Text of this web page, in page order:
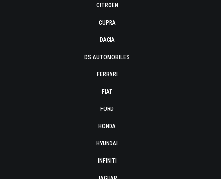
CITROËN
CUPRA
DACIA
DS AUTOMOBILES
FERRARI
FIAT
FORD
HONDA
HYUNDAI
INFINITI